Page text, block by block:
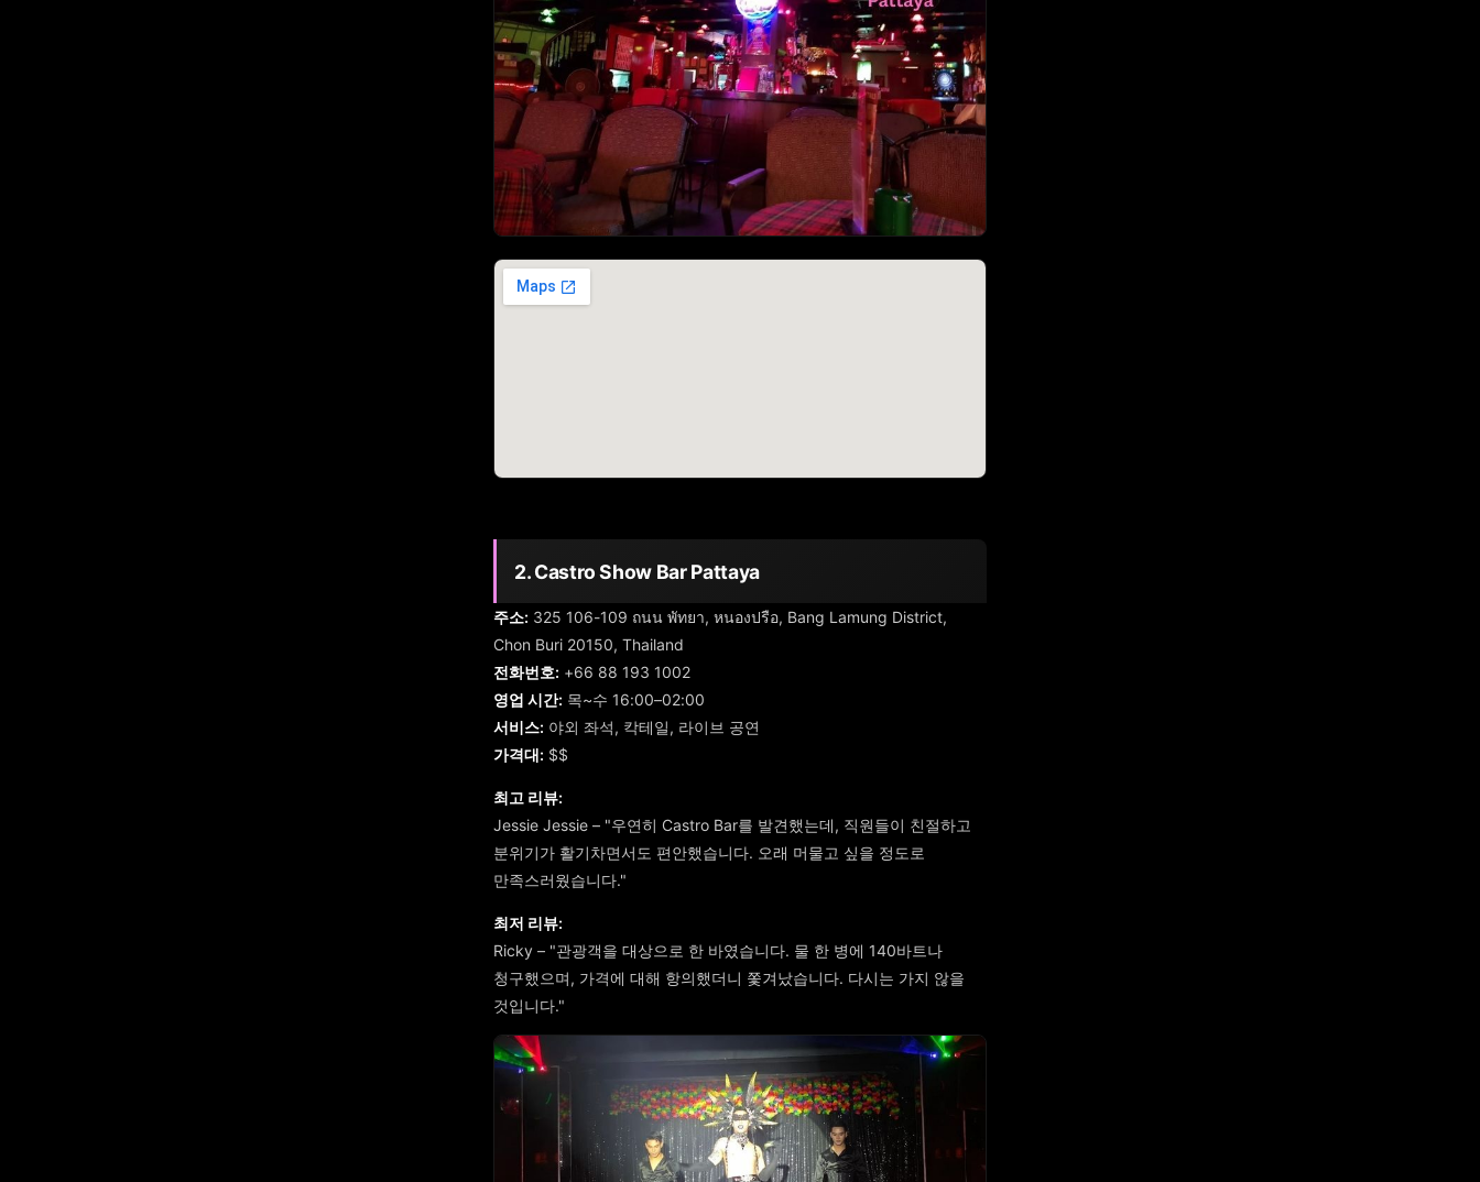
2. Castro Show Bar Pattaya
주소: 325 106-109 ถนน พัทยา, หนองปรือ, Bang Lamung District,
Chon Buri 20150, Thailand
전화번호: +66 88 193 1002
영업 시간: 목~수 16:00–02:00
서비스: 야외 좌석, 칵테일, 라이브 공연
가격대: $$
최고 리뷰:
Jessie Jessie – "우연히 Castro Bar를 발견했는데, 직원들이 친절하고
분위기가 활기차면서도 편안했습니다. 오래 머물고 싶을 정도로
만족스러웠습니다."
최저 리뷰:
Ricky – "관광객을 대상으로 한 바였습니다. 물 한 병에 140바트나
청구했으며, 가격에 대해 항의했더니 쫓겨났습니다. 다시는 가지 않을
것입니다."